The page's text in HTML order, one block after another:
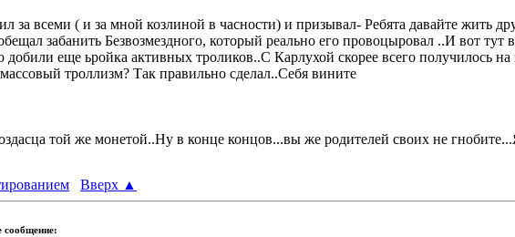
за всеми ( и за мной козлиной в часности) и призывал- Ребята давайте жить
забанить Безвозмездного, который реально его провоцыровал ..И вот
еще ьройка активных троликов..С Карлухой скорее всего получилось
троллизм? Так правильно сделал..Себя вините
той же монетой..Ну в конце концов...вы же родителей своих не
Вверх ▲
сообщение: